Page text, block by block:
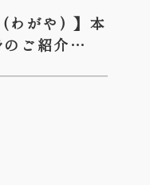
(わがや) 】本
のご紹介…